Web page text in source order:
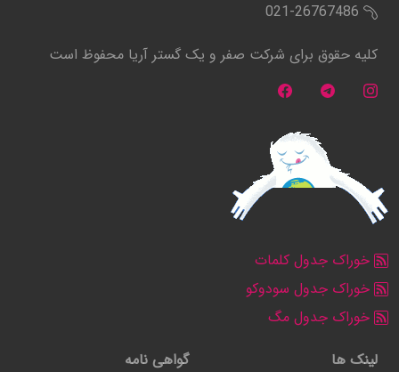
021-26767486
کلیه حقوق برای شرکت صفر و یک گستر آریا محفوظ است
خوراک جدول کلمات
خوراک جدول سودوکو
خوراک جدول مگ
لینک ها
گواهی نامه